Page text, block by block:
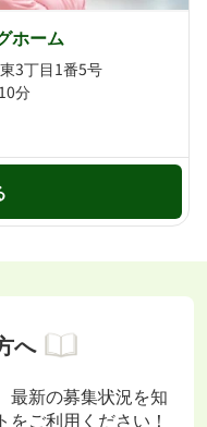
ホーム
3丁目1番5号
分
へ
最新の募集状況を知
ご利用ください！